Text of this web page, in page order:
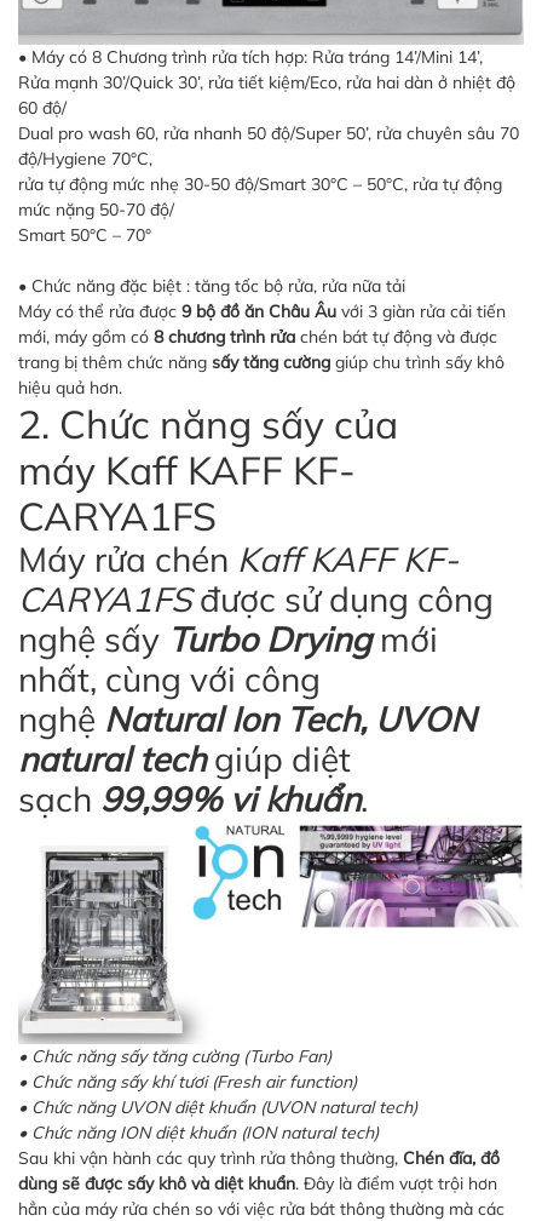
• Máy có 8 Chương trình rửa tích hợp: Rửa tráng 14’/Mini 14’,
Rửa mạnh 30’/Quick 30’, rửa tiết kiệm/Eco, rửa hai dàn ở nhiệt độ
60 độ/
Dual pro wash 60, rửa nhanh 50 độ/Super 50’, rửa chuyên sâu 70
độ/Hygiene 70°C,
rửa tự động mức nhẹ 30-50 độ/Smart 30°C – 50°C, rửa tự động
mức nặng 50-70 độ/
Smart 50°C – 70°
• Chức năng đặc biệt : tăng tốc bộ rửa, rửa nữa tải
Máy có thể rửa được 9 bộ đồ ăn Châu Âu với 3 giàn rửa cải tiến
mới, máy gồm có 8 chương trình rửa chén bát tự động và được
trang bị thêm chức năng sấy tăng cường giúp chu trình sấy khô
hiệu quả hơn.
2. Chức năng sấy của
máy Kaff KAFF KF-
CARYA1FS
Máy rửa chén Kaff KAFF KF-
CARYA1FSđược sử dụng công
nghệ sấy Turbo Dryingmới
nhất, cùng với công
nghệ Natural Ion Tech, UVON
natural techgiúp diệt
sạch 99,99% vi khuẩn.
• Chức năng sấy tăng cường (Turbo Fan)
• Chức năng sấy khí tươi (Fresh air function)
• Chức năng UVON diệt khuẩn (UVON natural tech)
• Chức năng ION diệt khuẩn (ION natural tech)
Sau khi vận hành các quy trình rửa thông thường, Chén đĩa, đồ
dùng sẽ được sấy khô và diệt khuẩn. Đây là điểm vượt trội hơn
hẳn của máy rửa chén so với việc rửa bát thông thường mà các